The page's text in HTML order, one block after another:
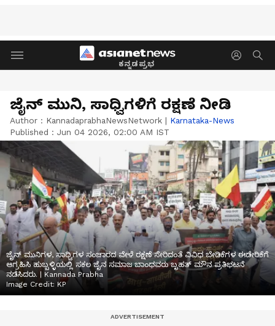
ಕನ್ನಡಪ್ರಭ
ಜೈನ್‌ ಮುನಿ, ಸಾಧ್ವಿಗಳಿಗೆ ರಕ್ಷಣೆ ನೀಡಿ
Author : KannadaprabhaNewsNetwork | Karnataka-News
Published : Jun 04 2026, 02:00 AM IST
ಜೈನ್‌ ಮುನಿಗಳ, ಸಾಧ್ವಿಗಳ ಸಂಚಾರದ ವೇಳೆ ರಕ್ಷಣೆ ಸೇರಿದಂತೆ ವಿವಿಧ ಬೇಡಿಕೆಗಳ ಈಡೇರಿಕೆಗೆ
ಆಗ್ರಹಿಸಿ ಹುಬ್ಬಳ್ಳಿಯಲ್ಲಿ ಸಕಲ ಜೈನ ಸಮಾಜ ಬಾಂಧವರು ಬೃಹತ್‌ ಮೌನ ಪ್ರತಿಭಟನೆ
ನಡೆಸಿದರು. | Kannada Prabha
Image Credit: KP